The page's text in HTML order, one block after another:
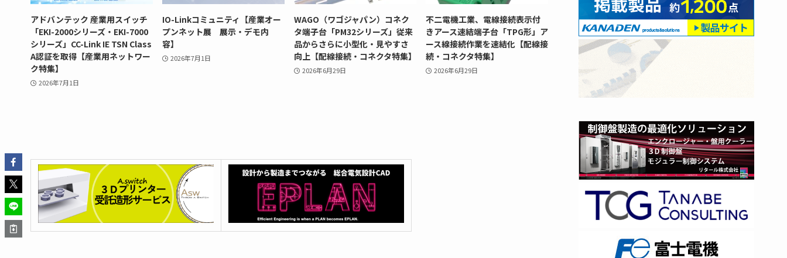
アドバンテック 産業用スイッチ
「EKI-2000シリーズ・EKI-7000
シリーズ」CC-Link IE TSN Class
A認証を取得【産業用ネットワー
ク特集】
2026年7月1日
IO-Linkコミュニティ【産業オー
プンネット展 展示・デモ内
容】
2026年7月1日
WAGO（ワゴジャパン）コネク
タ端子台「PM32シリーズ」従来
品からさらに小型化・見やすさ
向上【配線接続・コネクタ特集】
2026年6月29日
不二電機工業、電線接続表示付
きアース速結端子台「TPG形」ア
ース線接続作業を速結化【配線接
続・コネクタ特集】
2026年6月29日